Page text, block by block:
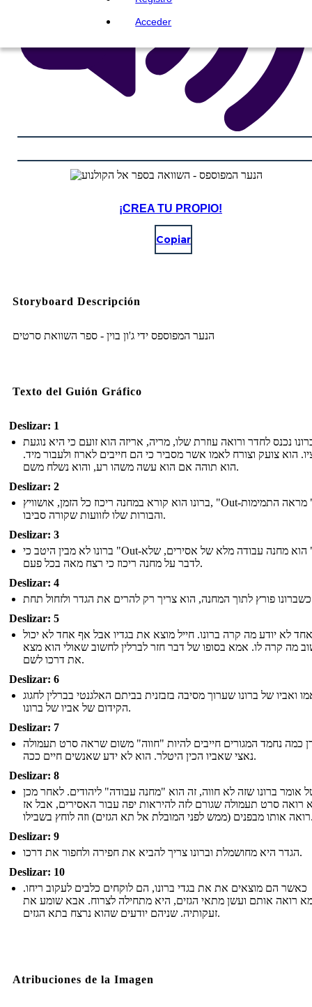
Acceder
¡CREA TU PROPIO!
Copiar
Storyboard Descripción
הנער המפוספס ידי ג'ון בוין - ספר השוואת סרטים
Texto del Guión Gráfico
Deslizar: 1
נכנס לחדר ורואה עוזרת שלו, מריה, אריזה הוא זועם כי היא נוגעת
הוא צועק וצורח לאמו אשר מסביר כי הם חייבים לארוז ולעבור מיד.
הוא תוהה אם הוא עשה משהו רע, והוא נשלח משם.
Deslizar: 2
ברונו הוא קורא במחנה ריכוז כל הזמן, אושוויץ, "Out-עם," מראה התמימות
והבורות שלו לזוועות שקורה סביבו.
Deslizar: 3
ברונו לא מבין היטב כי "Out-עם" הוא מחנה עבודה מלא של אסירים, שלא
לדבר על מחנה ריכוז כי רצח מאה בכל פעם.
Deslizar: 4
Deslizar: 5
לא יודע מה קרה ברונו. חייל מוצא את בגדיו אבל אף אחד לא יכול
מה קרה לו. אמא בסופו של דבר חזר לברלין לחשוב שאולי הוא מצא
את דרכו לשם.
Deslizar: 6
ואביו של ברונו שערוך מסיבה בזבזנית בביתם האלגנטי בברלין לחגוג
הקידום של אביו של ברונו.
Deslizar: 7
דן כמה נחמד המגורים חייבים להיות "חווה" משום שראה סרט תעמולה
נאצי שאביו הכין היטלר. הוא לא ידע שאנשים חיים ככה.
Deslizar: 8
אומר ברונו שזה לא חווה, זה הוא "מחנה עבודה" ליהודים. לאחר מכן
רואה סרט תעמולה שגורם לזה להיראות יפה עבור האסירים, אבל אז
וזה לוחץ בשבילו.
Deslizar: 9
הגדר היא מחושמלת וברונו צריך להביא את חפירה ולחפור את דרכו.
Deslizar: 10
כאשר הם מוצאים את את בגדי ברונו, הם לוקחים כלבים לעקוב ריחו.
רואה אותם ועשן מתאי הגזים, היא מתחילה לצרוח. אבא שומע את
זעקותיה. שניהם יודעים שהוא נרצח בתא הגזים.
Atribuciones de la Imagen